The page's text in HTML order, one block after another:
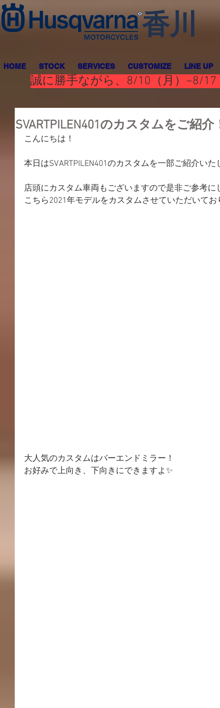
香川
HOME STOCK SERVICES CUSTOMIZE LINE UP
誠に勝手ながら、8/10（月）~8/
SVARTPILEN401のカスタムをご紹介
こんにちは！
本日はSVARTPILEN401のカスタムを一部ご紹介いた
店頭にカスタム車両もございますので是非ご参考
こちら2021年モデルをカスタムさせていただいてお
大人気のカスタムはバーエンドミラー！
お好みで上向き、下向きにできますよ✨